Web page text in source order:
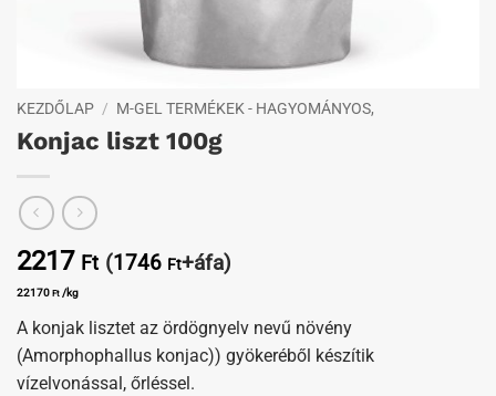
KEZDŐLAP / M-GEL TERMÉKEK - HAGYOMÁNYOS,
Konjac liszt 100g
2217 Ft (1746 Ft+áfa)
22170 Ft /kg
A konjak lisztet az ördögnyelv nevű növény
(Amorphophallus konjac)) gyökeréből készítik
vízelvonással, őrléssel.